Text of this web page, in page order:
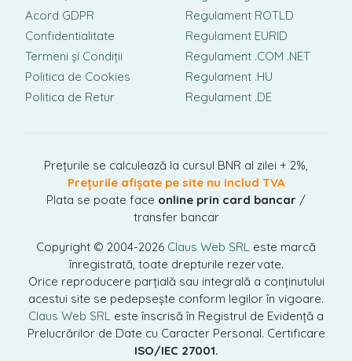
Acord GDPR
Confidentialitate
Termeni și Condiții
Politica de Cookies
Politica de Retur
Regulament ROTLD
Regulament EURID
Regulament .COM .NET
Regulament .HU
Regulament .DE
Prețurile se calculează la cursul BNR al zilei + 2%,
Prețurile afișate pe site nu includ TVA
Plata se poate face online prin card bancar /
transfer bancar
Copyright © 2004-2026 Claus Web SRL este marcă
înregistrată, toate drepturile rezervate.
Orice reproducere parțială sau integrală a conținutului
acestui site se pedepsește conform legilor în vigoare.
Claus Web SRL este înscrisă în Registrul de Evidență a
Prelucrărilor de Date cu Caracter Personal. Certificare
ISO/IEC 27001.